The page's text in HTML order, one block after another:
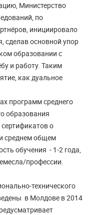
Министерство
по
инициировало
сделав основной упор
образовании с
и работу. Таким
как дуальное
программ среднего
образования
о
среднем общем
обучения - 1-2 года,
профессии.
технического
в Молдове в 2014